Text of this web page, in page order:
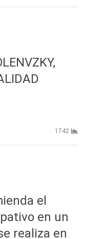
1742
el
en un
realiza en